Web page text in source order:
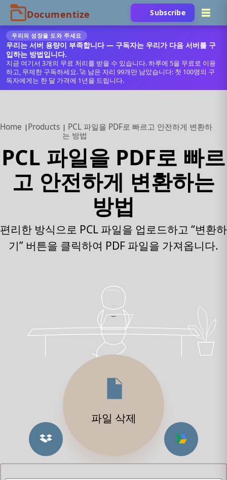
Subscribe
우리의 성장을 도와 주세요
우리는 서버 용량이 부족합니다 — 구독자는 우리가 다음 서버를 구
입하는 방법입니다.
지금 여기서 3개의 무료 처리를 받을 수 있습니다. 하루에 5을 무료로 이용
하고, 무제한 구독하세요. 🚀 남은 자리 99개만 남았습니다: 첫 100명의 구
독자에게는 한 달 가격에 1년을 드립니다.
Home Products
PCL 파일을 PDF로 빠르고 안전하게 변환하
는 방법
PCL 파일을 PDF로 빠르
고 안전하게 변환하는
방법
편리한 방식으로 PCL 파일을 업로드하고 “변환하
기” 버튼을 클릭하여 PDF 파일을 가져옵니다.
파일 삭제